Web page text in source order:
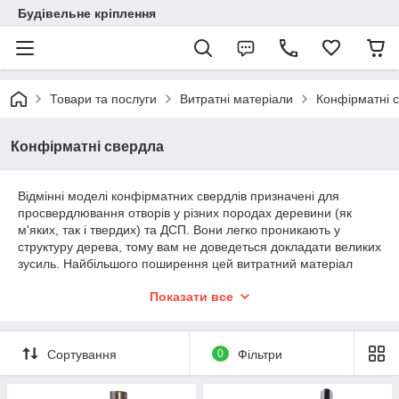
Будівельне кріплення
Товари та послуги Витратні матеріали Конфірматні
Конфірматні свердла
Відмінні моделі конфірматних свердлів призначені для
просвердлювання отворів у різних породах деревини (як
м'яких, так і твердих) та ДСП. Вони легко проникають у
структуру дерева, тому вам не доведеться докладати великих
зусиль. Найбільшого поширення цей витратний матеріал
побутовому застосуванні. З його допомогою можна швидко
складаються з трьох основних частин. Перша — основна
Показати все
Сортування 0 Фільтри